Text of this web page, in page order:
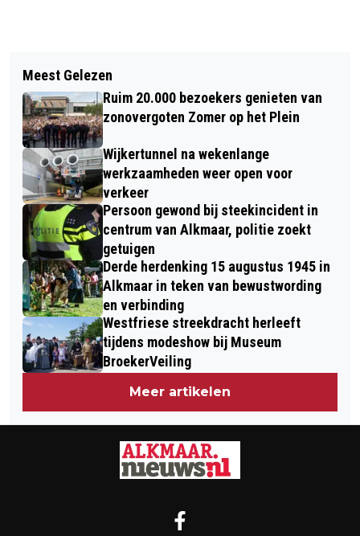
HANS KLOK BRENGT MAGIE NAAR
BEVERWIJK MAAR LAS VEGAS LONKT
ONTDEK ALLES OVER HET
INDRUKWEKKENDE GROTE RAAM,
GRATIS RONDLEIDINGEN IN GROTE
KERK
Meest Gelezen
Ruim 20.000 bezoekers genieten van
zonovergoten Zomer op het Plein
Wijkertunnel na wekenlange
werkzaamheden weer open voor
verkeer
Persoon gewond bij steekincident in
centrum van Alkmaar, politie zoekt
getuigen
Derde herdenking 15 augustus 1945 in
Alkmaar in teken van bewustwording
en verbinding
Westfriese streekdracht herleeft
tijdens modeshow bij Museum
BroekerVeiling
Meer artikelen